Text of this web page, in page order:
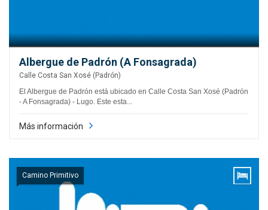
Albergue de Padrón (A Fonsagrada)
Calle Costa San Xosé (Padrón)
El Albergue de Padrón está ubicado en Calle Costa San Xosé (Padrón
- A Fonsagrada) - Lugo. Este esta...
Más información
Camino Primitivo